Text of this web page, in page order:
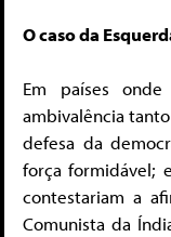
O caso da
Em países onde
ambivalência
defesa da
força formidável;
contestariam a
Comunista da